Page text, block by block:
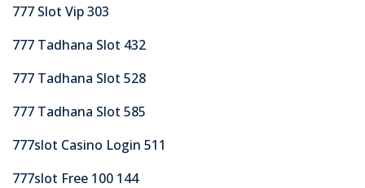
777 Slot Vip 303
777 Tadhana Slot 432
777 Tadhana Slot 528
777 Tadhana Slot 585
777slot Casino Login 511
777slot Free 100 144